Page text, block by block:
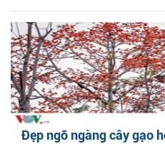
Đẹp ngỡ ngàng cây gạo